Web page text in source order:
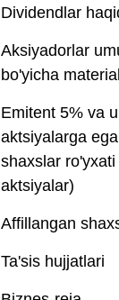
Dividendlar
Aksiyadorlar
bo'yicha
Emitent 5% va
aktsiyalarga
shaxslar
aktsiyalar)
Affillangan
Ta'sis hujjatlari